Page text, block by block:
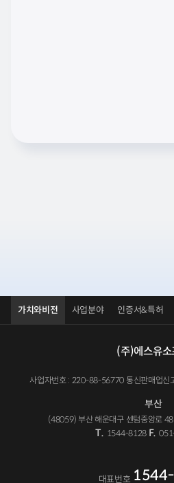
가치와비전 사업분야 인증서&특허
(주)에스유소
사업자번호 : 220-88-56770 통신판매업
부산
(48059) 부산 해운대구 센텀중앙로
T. 1544-8128 F.
대표번호